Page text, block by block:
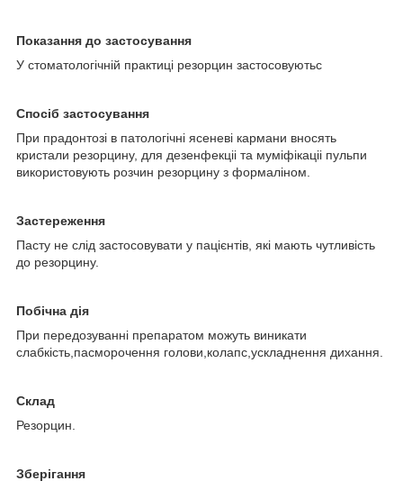
Показання до застосування
У стоматологічній практиці резорцин застосовуютьс
Спосіб застосування
При прадонтозі в патологічні ясеневі кармани вносять
кристали резорцину, для дезенфекціі та муміфікаціі пульпи
використовують розчин резорцину з формаліном.
Застереження
Пасту не слід застосовувати у пацієнтів, які мають чутливість
до резорцину.
Побічна дія
При передозуванні препаратом можуть виникати
слабкість,пасморочення голови,колапс,ускладнення дихання.
Склад
Резорцин.
Зберігання